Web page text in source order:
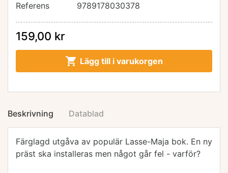
Referens 9789178030378
159,00 kr
 Lägg till i varukorgen
Beskrivning Datablad
Färglagd utgåva av populär Lasse-Maja bok. En ny
präst ska installeras men något går fel - varför?